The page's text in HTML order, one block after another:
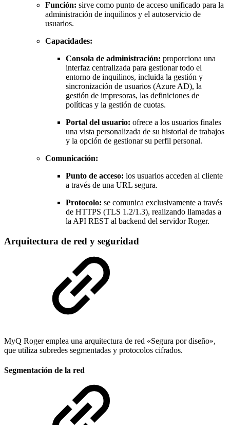
Función: sirve como punto de acceso unificado para la
administración de inquilinos y el autoservicio de
usuarios.
Capacidades:
Consola de administración: proporciona una
interfaz centralizada para gestionar todo el
entorno de inquilinos, incluida la gestión y
sincronización de usuarios (Azure AD), la
gestión de impresoras, las definiciones de
políticas y la gestión de cuotas.
Portal del usuario: ofrece a los usuarios finales
una vista personalizada de su historial de trabajos
y la opción de gestionar su perfil personal.
Comunicación:
Punto de acceso: los usuarios acceden al cliente
a través de una URL segura.
Protocolo: se comunica exclusivamente a través
de HTTPS (TLS 1.2/1.3), realizando llamadas a
la API REST al backend del servidor Roger.
Arquitectura de red y seguridad
MyQ Roger emplea una arquitectura de red «Segura por diseño»,
que utiliza subredes segmentadas y protocolos cifrados.
Segmentación de la red